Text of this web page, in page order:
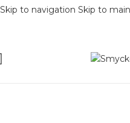
Skip to navigation Skip to